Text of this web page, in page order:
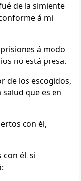
de la simiente
á mi
á modo
no está presa.
de los escogidos,
que es en
con él,
él: si